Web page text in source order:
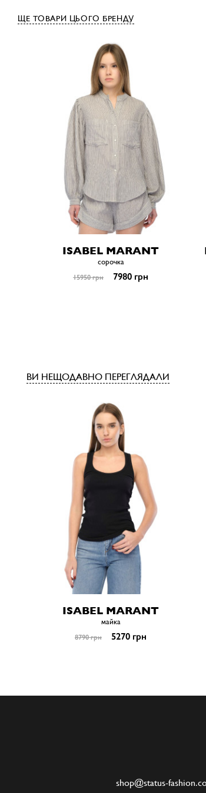
ЩЕ ТОВАРИ ЦЬОГО БРЕНДУ
ISABEL MARANT
сорочка
15950 грн 7980 грн
ВИ НЕЩОДАВНО ПЕРЕГЛЯДАЛИ
ISABEL MARANT
майка
8790 грн 5270 грн
shop@status-